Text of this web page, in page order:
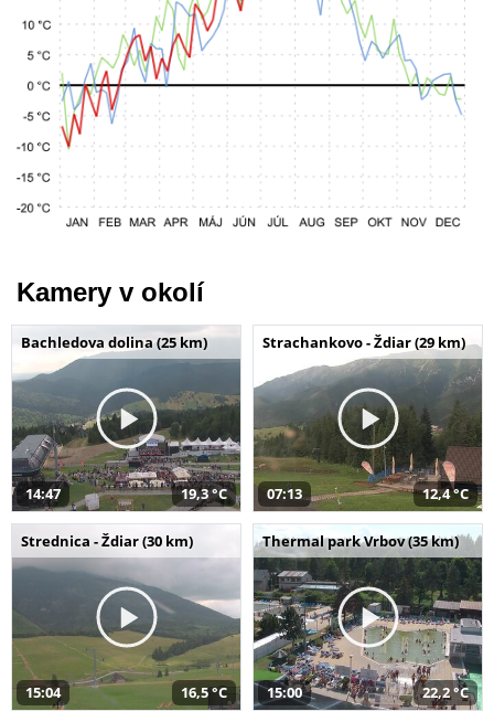
Kamery v okolí
Bachledova dolina (25 km)
14:47 19,3 °C
Strachankovo - Ždiar (29 km)
07:13 12,4 °C
Strednica - Ždiar (30 km)
15:04 16,5 °C
Thermal park Vrbov (35 km)
15:00 22,2 °C